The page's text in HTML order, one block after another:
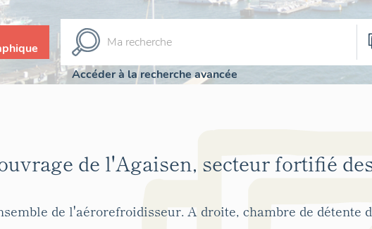
Accéder à la recherche avancée
de l'Agaisen, secteur fortifié
de l'aérorefroidisseur. A droite, chambre de détente